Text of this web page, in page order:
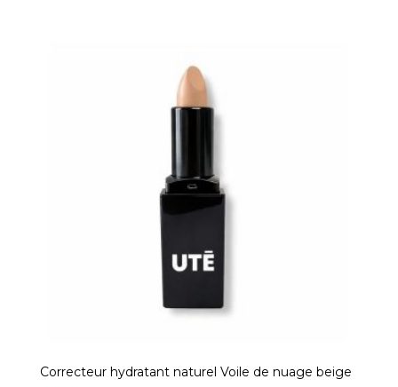
Correcteur hydratant naturel Voile de nuage beige